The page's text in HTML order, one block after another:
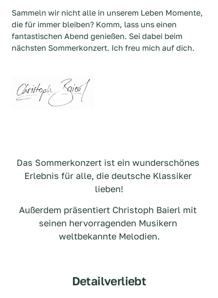
Sammeln wir nicht alle in unserem Leben Momente,
die für immer bleiben? Komm, lass uns einen
fantastischen Abend genießen. Sei dabei beim
nächsten Sommerkonzert. Ich freu mich auf dich.
Das Sommerkonzert ist ein wunderschönes
Erlebnis für alle, die deutsche Klassiker
lieben!
Außerdem präsentiert Christoph Baierl mit
seinen hervorragenden Musikern
weltbekannte Melodien.
Detailverliebt